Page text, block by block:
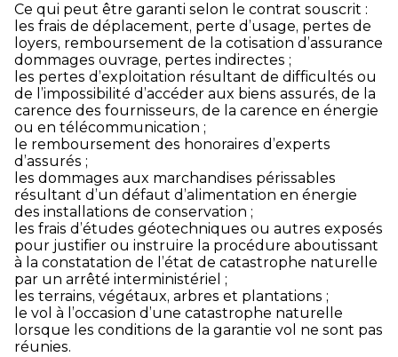
Ce qui peut être garanti selon le contrat souscrit :
les frais de déplacement, perte d’usage, pertes de
loyers, remboursement de la cotisation d’assurance
dommages ouvrage, pertes indirectes ;
les pertes d’exploitation résultant de difficultés ou
de l’impossibilité d’accéder aux biens assurés, de la
carence des fournisseurs, de la carence en énergie
ou en télécommunication ;
le remboursement des honoraires d’experts
d’assurés ;
les dommages aux marchandises périssables
résultant d’un défaut d’alimentation en énergie
des installations de conservation ;
les frais d’études géotechniques ou autres exposés
pour justifier ou instruire la procédure aboutissant
à la constatation de l’état de catastrophe naturelle
par un arrêté interministériel ;
les terrains, végétaux, arbres et plantations ;
le vol à l’occasion d’une catastrophe naturelle
lorsque les conditions de la garantie vol ne sont pas
réunies.